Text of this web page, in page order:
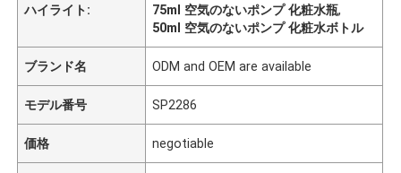
ハイライト:
75ml 空気のないポンプ 化粧水瓶,
50ml 空気のないポンプ 化粧水ボトル
ブランド名 ODM and OEM are available
モデル番号 SP2286
価格 negotiable